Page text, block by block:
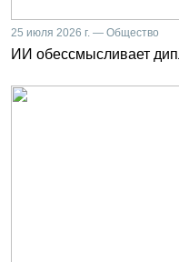
25 июля 2026 г. — Общество
ИИ обессмысливает